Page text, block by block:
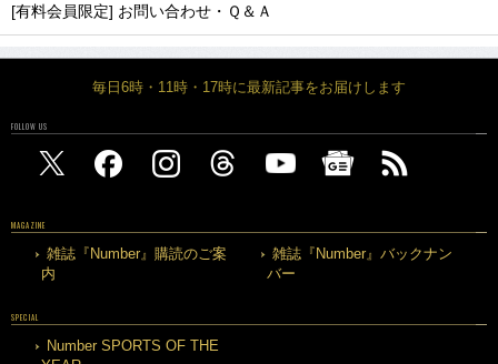
[有料会員限定] お問い合わせ・Ｑ＆Ａ
毎日6時・11時・17時に最新記事をお届けします
FOLLOW US
MAGAZINE
雑誌『Number』購読のご案
内
雑誌『Number』バックナン
バー
SPECIAL
Number SPORTS OF THE